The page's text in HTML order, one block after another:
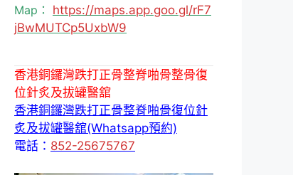
Map： https://maps.app.goo.gl/rF7
jBwMUTCp5UxbW9
香港銅鑼灣跌打正骨整脊啪骨整骨復
位針炙及拔罐醫舘
香港銅鑼灣跌打正骨整脊啪骨復位針
炙及拔罐醫舘(Whatsapp預約)
電話： 852-25675767